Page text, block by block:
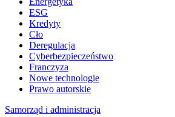
ESG
Kredyty
Cło
Deregulacja
Cyberbezpieczeństwo
Franczyza
Nowe technologie
Prawo autorskie
Samorząd i administracja